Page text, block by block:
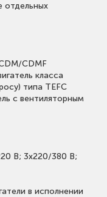
отдельных
CDMF
класса
типа TEFC
с вентиляторным
В; 3x220/380 В;
в исполнении